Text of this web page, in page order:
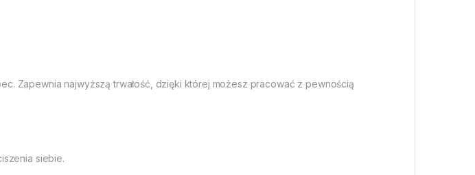
Zapewnia najwyższą trwałość, dzięki której możesz pracować z pewnością
siebie.